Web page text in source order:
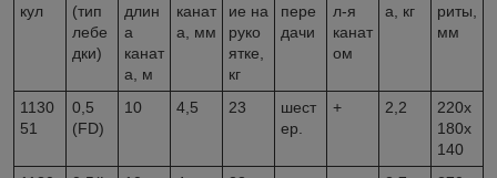
кул
(тип
лебе
дки)
длин
а
канат
а, м
канат
а, мм
ие на
руко
ятке,
кг
пере
дачи
л-я
канат
ом
а, кг
риты,
мм
1130
51
0,5
(FD)
10 4,5 23
шест
ер.
+ 2,2
220х
180х
140